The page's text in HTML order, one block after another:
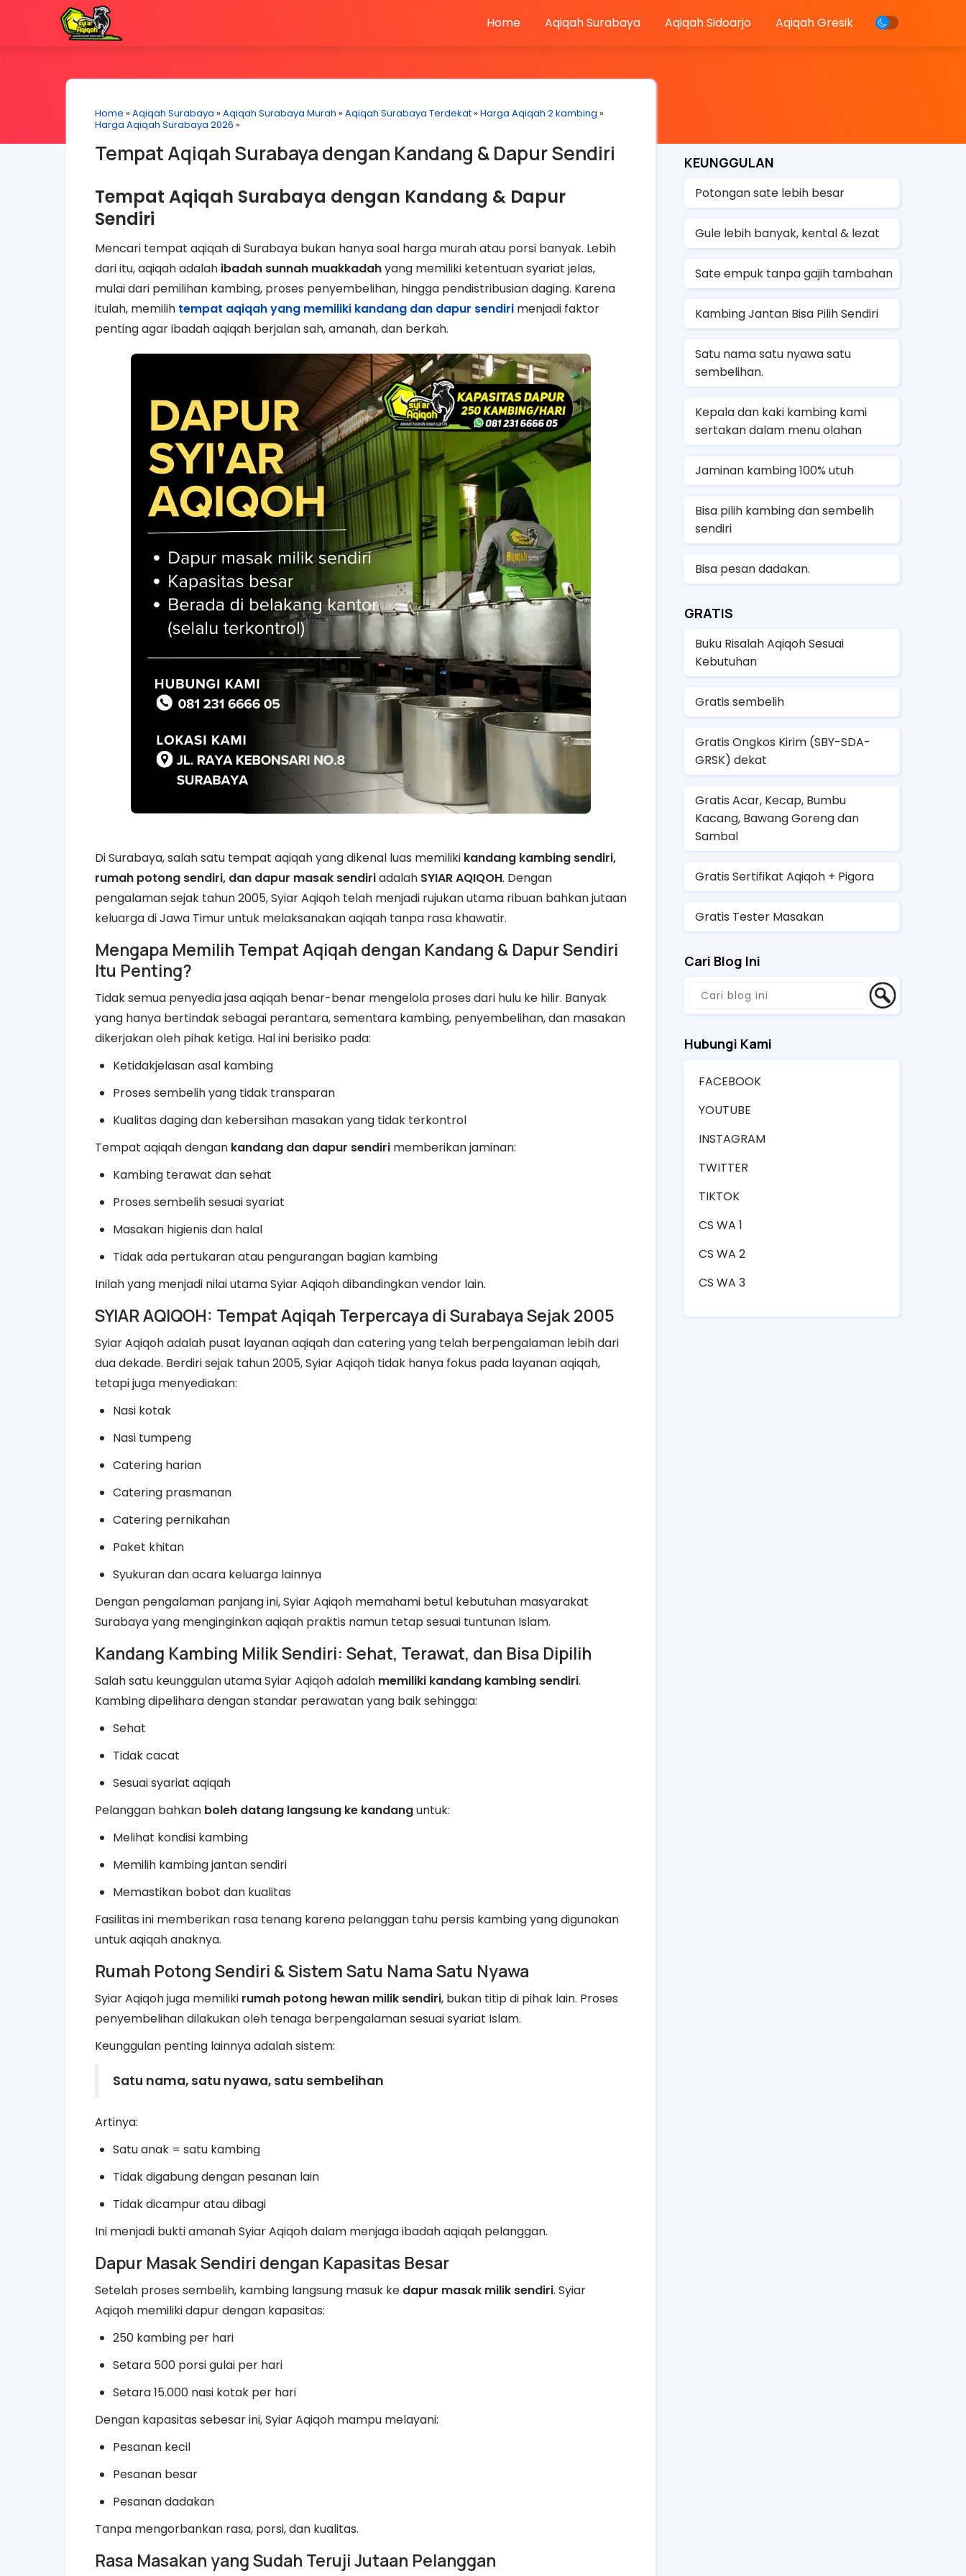
Home Aqiqah Surabaya Aqiqah Sidoarjo Aqiqah Gresik
Home »Aqiqah Surabaya »Aqiqah Surabaya Murah »Aqiqah Surabaya Terdekat »Harga Aqiqah 2 kambing »
Harga Aqiqah Surabaya 2026 »
Tempat Aqiqah Surabaya dengan Kandang & Dapur Sendiri
Tempat Aqiqah Surabaya dengan Kandang & Dapur
Sendiri
Mencari tempat aqiqah di Surabaya bukan hanya soal harga murah atau porsi banyak. Lebih
dari itu, aqiqah adalah ibadah sunnah muakkadahyang memiliki ketentuan syariat jelas,
mulai dari pemilihan kambing, proses penyembelihan, hingga pendistribusian daging. Karena
itulah, memilih tempat aqiqah yang memiliki kandang dan dapur sendiri menjadi faktor
penting agar ibadah aqiqah berjalan sah, amanah, dan berkah.
Di Surabaya, salah satu tempat aqiqah yang dikenal luas memiliki kandang kambing sendiri,
rumah potong sendiri, dan dapur masak sendiriadalah SYIAR AQIQOH. Dengan
pengalaman sejak tahun 2005, Syiar Aqiqoh telah menjadi rujukan utama ribuan bahkan jutaan
keluarga di Jawa Timur untuk melaksanakan aqiqah tanpa rasa khawatir.
Mengapa Memilih Tempat Aqiqah dengan Kandang & Dapur Sendiri
Itu Penting?
Tidak semua penyedia jasa aqiqah benar-benar mengelola proses dari hulu ke hilir. Banyak
yang hanya bertindak sebagai perantara, sementara kambing, penyembelihan, dan masakan
dikerjakan oleh pihak ketiga. Hal ini berisiko pada:
Ketidakjelasan asal kambing
Proses sembelih yang tidak transparan
Kualitas daging dan kebersihan masakan yang tidak terkontrol
Tempat aqiqah dengan kandang dan dapur sendiri memberikan jaminan:
Kambing terawat dan sehat
Proses sembelih sesuai syariat
Masakan higienis dan halal
Tidak ada pertukaran atau pengurangan bagian kambing
Inilah yang menjadi nilai utama Syiar Aqiqoh dibandingkan vendor lain.
SYIAR AQIQOH: Tempat Aqiqah Terpercaya di Surabaya Sejak 2005
Syiar Aqiqoh adalah pusat layanan aqiqah dan catering yang telah berpengalaman lebih dari
dua dekade. Berdiri sejak tahun 2005, Syiar Aqiqoh tidak hanya fokus pada layanan aqiqah,
tetapi juga menyediakan:
Nasi kotak
Nasi tumpeng
Catering harian
Catering prasmanan
Catering pernikahan
Paket khitan
Syukuran dan acara keluarga lainnya
Dengan pengalaman panjang ini, Syiar Aqiqoh memahami betul kebutuhan masyarakat
Surabaya yang menginginkan aqiqah praktis namun tetap sesuai tuntunan Islam.
Kandang Kambing Milik Sendiri: Sehat, Terawat, dan Bisa Dipilih
Salah satu keunggulan utama Syiar Aqiqoh adalah memiliki kandang kambing sendiri.
Kambing dipelihara dengan standar perawatan yang baik sehingga:
Sehat
Tidak cacat
Sesuai syariat aqiqah
Pelanggan bahkan boleh datang langsung ke kandanguntuk:
Melihat kondisi kambing
Memilih kambing jantan sendiri
Memastikan bobot dan kualitas
Fasilitas ini memberikan rasa tenang karena pelanggan tahu persis kambing yang digunakan
untuk aqiqah anaknya.
Rumah Potong Sendiri & Sistem Satu Nama Satu Nyawa
Syiar Aqiqoh juga memiliki rumah potong hewan milik sendiri, bukan titip di pihak lain. Proses
penyembelihan dilakukan oleh tenaga berpengalaman sesuai syariat Islam.
Keunggulan penting lainnya adalah sistem:
Satu nama, satu nyawa, satu sembelihan
Artinya:
Satu anak = satu kambing
Tidak digabung dengan pesanan lain
Tidak dicampur atau dibagi
Ini menjadi bukti amanah Syiar Aqiqoh dalam menjaga ibadah aqiqah pelanggan.
Dapur Masak Sendiri dengan Kapasitas Besar
Setelah proses sembelih, kambing langsung masuk ke dapur masak milik sendiri. Syiar
Aqiqoh memiliki dapur dengan kapasitas:
250 kambing per hari
Setara 500 porsi gulai per hari
Setara 15.000 nasi kotak per hari
Dengan kapasitas sebesar ini, Syiar Aqiqoh mampu melayani:
Pesanan kecil
Pesanan besar
Pesanan dadakan
Tanpa mengorbankan rasa, porsi, dan kualitas.
Rasa Masakan yang Sudah Teruji Jutaan Pelanggan
KEUNGGULAN
Potongan sate lebih besar
Gule lebih banyak, kental & lezat
Sate empuk tanpa gajih tambahan
Kambing Jantan Bisa Pilih Sendiri
Satu nama satu nyawa satu
sembelihan.
Kepala dan kaki kambing kami
sertakan dalam menu olahan
Jaminan kambing 100% utuh
Bisa pilih kambing dan sembelih
sendiri
Bisa pesan dadakan.
GRATIS
Buku Risalah Aqiqoh Sesuai
Kebutuhan
Gratis sembelih
Gratis Ongkos Kirim (SBY-SDA-
GRSK) dekat
Gratis Acar, Kecap, Bumbu
Kacang, Bawang Goreng dan
Sambal
Gratis Sertifikat Aqiqoh + Pigora
Gratis Tester Masakan
Cari Blog Ini
Hubungi Kami
FACEBOOK
YOUTUBE
INSTAGRAM
TWITTER
TIKTOK
CS WA 1
CS WA 2
CS WA 3